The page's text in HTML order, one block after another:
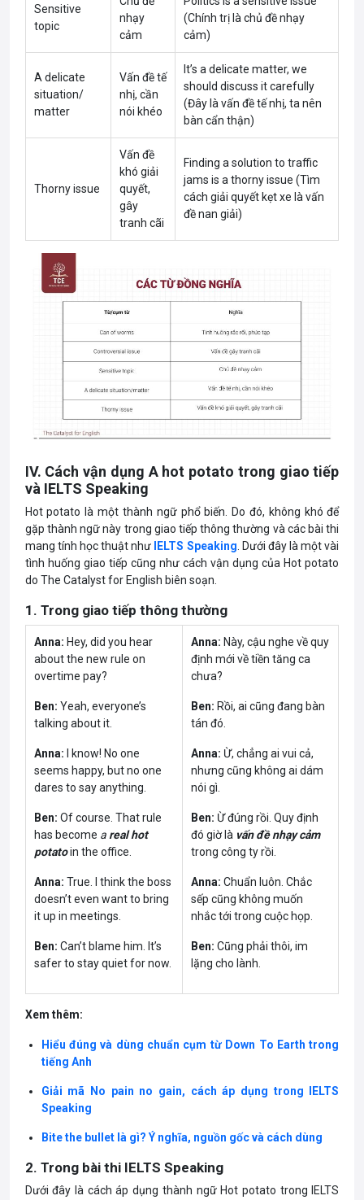
Sensitive
topic
nhạy
cảm
(Chính trị là chủ đề nhạy
cảm)
A delicate
situation/
matter
Vấn đề tế
nhị, cần
nói khéo
It’s a delicate matter, we
should discuss it carefully
(Đây là vấn đề tế nhị, ta nên
bàn cẩn thận)
Thorny issue
Vấn đề
khó giải
quyết,
gây
tranh cãi
Finding a solution to traffic
jams is a thorny issue (Tìm
cách giải quyết kẹt xe là vấn
đề nan giải)
IV. Cách vận dụng A hot potato trong giao tiếp
và IELTS Speaking
Hot potato là một thành ngữ phổ biến. Do đó, không khó để
gặp thành ngữ này trong giao tiếp thông thường và các bài thi
mang tính học thuật như
IELTS Speaking . Dưới đây là một vài
tình huống giao tiếp cũng như cách vận dụng của Hot potato
do The Catalyst for English biên soạn.
1. Trong giao tiếp thông thường
Anna: Hey, did you hear
about the new rule on
overtime pay?
Ben: Yeah, everyone’s
talking about it.
Anna: I know! No one
seems happy, but no one
dares to say anything.
Ben: Of course. That rule
has become a real hot
potatoin the office.
Anna: True. I think the boss
doesn’t even want to bring
it up in meetings.
Ben: Can’t blame him. It’s
safer to stay quiet for now.
Anna: Này, cậu nghe về quy
định mới về tiền tăng ca
chưa?
Ben: Rồi, ai cũng đang bàn
tán đó.
Anna: Ừ, chẳng ai vui cả,
nhưng cũng không ai dám
nói gì.
Ben: Ừ đúng rồi. Quy định
đó giờ là vấn đề nhạy cảm
trong công ty rồi.
Anna: Chuẩn luôn. Chắc
sếp cũng không muốn
nhắc tới trong cuộc họp.
Ben: Cũng phải thôi, im
lặng cho lành.
Xem thêm:
Hiểu đúng và dùng chuẩn cụm từ Down To Earth trong
tiếng Anh
Giải mã No pain no gain, cách áp dụng trong IELTS
Speaking
Bite the bullet là gì? Ý nghĩa, nguồn gốc và cách dùng
2. Trong bài thi IELTS Speaking
Dưới đây là cách áp dụng thành ngữ Hot potato trong IELTS